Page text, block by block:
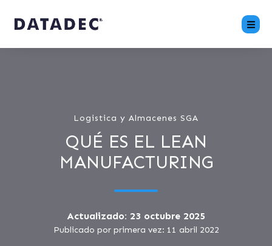
Logistica y Almacenes SGA
QUÉ ES EL LEAN
MANUFACTURING
Actualizado: 23 octubre 2025
Publicado por primera vez: 11 abril 2022